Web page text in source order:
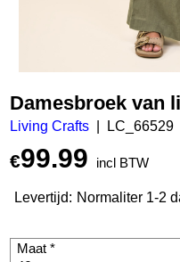
Damesbroek van
Living Crafts LC_66529
€99.99 incl BTW
Levertijd: Normaliter 1-2